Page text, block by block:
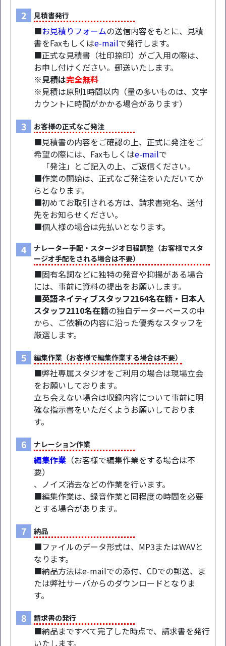
2 見積書発行
■お見積りフォームの送信内容をもとに、見積
書をFaxもしくはe-mailで発行します。
■正式な見積書（社印捺印）がご入用の際は、
お申し付けください。郵送いたします。
※見積は完全無料
※見積は原則1時間以内（量の多いものは、文字
カウントに時間がかかる場合があります）
3 お客様の正式なご発注
■見積書の内容をご確認の上、正式に発注をご
希望の際には、Faxもしくはe-mailで
「発注」とご記入の上、ご返信ください。
■作業の開始は、正式なご発注をいただいてか
らとなります。
■初めてお取引される方は、請求書宛名、送付
先をお知らせください。
■個人様の場合は先払いとなります。
4
ナレーター手配・スタージオ日程調整（お客様でスタ
ージオ手配をされる場合は不要）
■固有名詞などに独特の発音や抑揚がある場合
には、事前に資料の提出をお願いします。
■英語ネイティブスタッフ2164名在籍・日本人
スタッフ2110名在籍の独自データーベースの中
から、ご依頼の内容に沿った優秀なスタッフを
厳選します。
5 編集作業（お客様で編集作業する場合は不要）
■弊社専属スタジオをご利用の場合は現場立会
をお願いしております。
立ち会えない場合は収録内容について事前に明
確な指示書をいただくようお願いしておりま
す。
6 ナレーション作業
編集作業 （お客様で編集作業をする場合は不
要）
、ノイズ消去などの作業を行います。
■編集作業は、録音作業と同程度の時間を必要
とする場合があります。
7 納品
■ファイルのデータ形式は、MP3またはWAVと
なります。
■納品方法はe-mailでの添付、CDでの郵送、ま
たは弊社サーバからのダウンロードとなりま
す。
8 請求書の発行
■納品まですべて完了した時点で、請求書を発行
いたします。